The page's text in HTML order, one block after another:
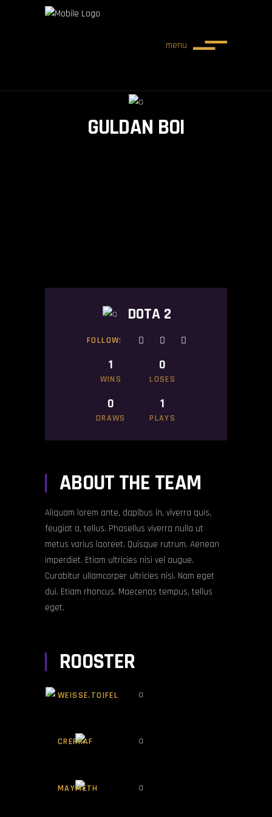
menu
GULDAN BOI
DOTA 2
FOLLOW:
1
WINS
0
LOSES
0
DRAWS
1
PLAYS
ABOUT THE TEAM
Aliquam lorem ante, dapibus in, viverra quis,
feugiat a, tellus. Phasellus viverra nulla ut
metus varius laoreet. Quisque rutrum. Aenean
imperdiet. Etiam ultricies nisi vel augue.
Curabitur ullamcorper ultricies nisi. Nam eget
dui. Etiam rhoncus. Maecenas tempus, tellus
eget.
ROOSTER
WEISSE.TOIFEL
CRERRAF
MAYMETH